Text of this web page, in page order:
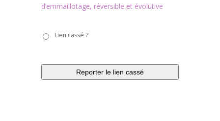
d’emmaillotage, réversible et évolutive
casséLien cassé ?